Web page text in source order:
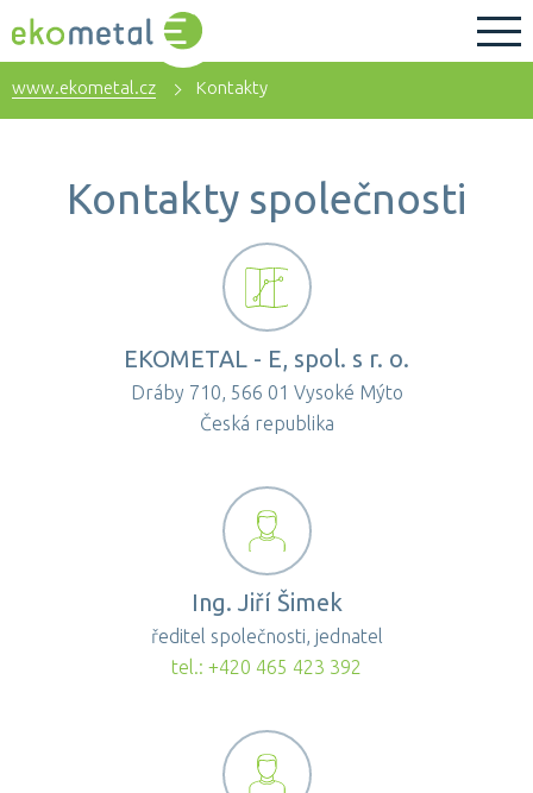
www.ekometal.cz Kontakty
Kontakty společnosti
EKOMETAL - E, spol. s r. o.
Dráby 710, 566 01 Vysoké Mýto
Česká republika
Ing. Jiří Šimek
ředitel společnosti, jednatel
tel.: +420 465 423 392